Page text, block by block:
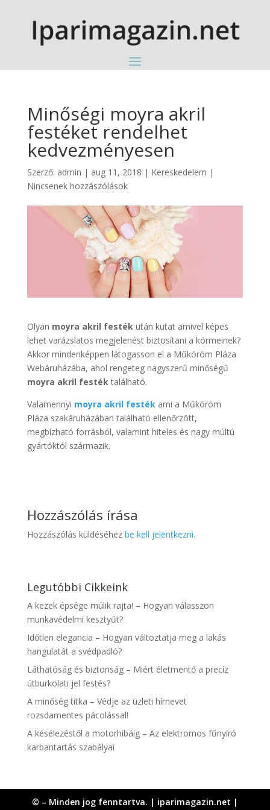
Minőségi moyra akril
festéket rendelhet
kedvezményesen
Szerző: admin | aug 11, 2018 | Kereskedelem |
Nincsenek hozzászólások
Olyan moyra akril festékután kutat amivel képes
lehet varázslatos megjelenést biztosítani a körmeinek?
Akkor mindenképpen látogasson el a Műköröm Pláza
Webáruházába, ahol rengeteg nagyszerű minőségű
moyra akril festéktalálható.
Valamennyi moyra akril festékami a Műköröm
Pláza szakáruházában található ellenőrzött,
megbízható forrásból, valamint hiteles és nagy múltú
gyártóktól származik.
Hozzászólás írása
Hozzászólás küldéséhez be kell jelentkezni.
Legutóbbi Cikkeink
A kezek épsége múlik rajta! – Hogyan válasszon
munkavédelmi kesztyűt?
Időtlen elegancia – Hogyan változtatja meg a lakás
hangulatát a svédpadló?
Láthatóság és biztonság – Miért életmentő a precíz
útburkolati jel festés?
A minőség titka – Védje az üzleti hírnevet
rozsdamentes pácolással!
A késélezéstől a motorhibáig – Az elektromos fűnyíró
karbantartás szabályai
© – Minden jog fenntartva. | iparimagazin.net |